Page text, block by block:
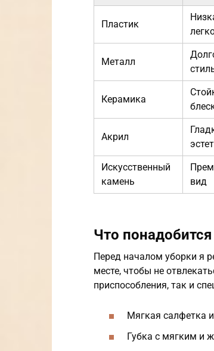
Пластик
Металл
Керамика
Акрил
Искусственный
камень
вид
Что
Перед началом уборки я
месте, чтобы не
приспособления, так и
Мягкая салфетка
Губка с мягким и